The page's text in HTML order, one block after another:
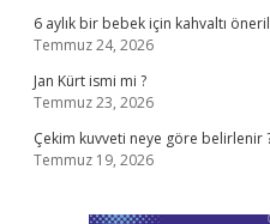
6 aylık bir bebek için kahvaltı
Temmuz 24, 2026
Jan Kürt ismi mi ?
Temmuz 23, 2026
Çekim kuvveti neye göre belirlenir
Temmuz 19, 2026